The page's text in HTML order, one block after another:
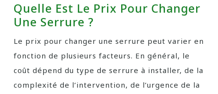
Quelle Est Le Prix Pour Changer
Une Serrure ?
Le prix pour changer une serrure peut varier en
fonction de plusieurs facteurs. En général, le
coût dépend du type de serrure à installer, de la
complexité de l’intervention, de l’urgence de la